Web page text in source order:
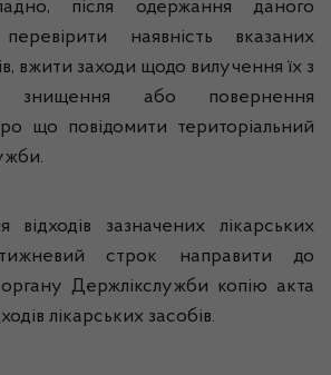
після одержання даного
наявність вказаних
вжити заходи щодо вилучення їх з
знищення або повернення
що повідомити територіальний
зазначених лікарських
строк направити до
органу Держлікслужби копію акта
лікарських засобів.